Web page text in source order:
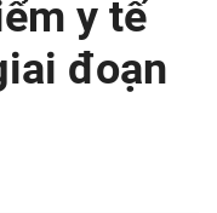
y tế
đoạn